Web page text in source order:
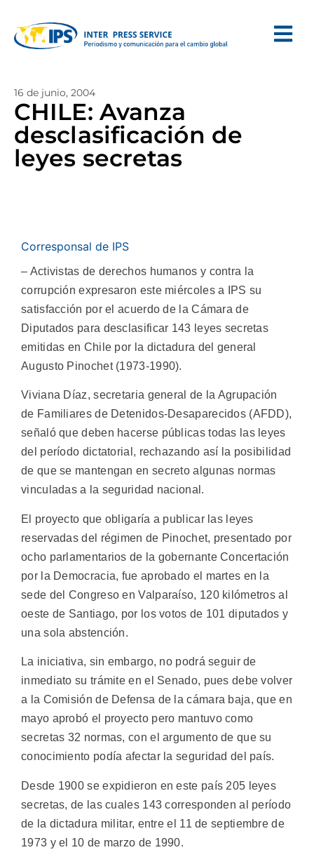
16 de junio, 2004
CHILE: Avanza
desclasificación de
leyes secretas
Corresponsal de IPS
– Activistas de derechos humanos y contra la
corrupción expresaron este miércoles a IPS su
satisfacción por el acuerdo de la Cámara de
Diputados para desclasificar 143 leyes secretas
emitidas en Chile por la dictadura del general
Augusto Pinochet (1973-1990).
Viviana Díaz, secretaria general de la Agrupación
de Familiares de Detenidos-Desaparecidos (AFDD),
señaló que deben hacerse públicas todas las leyes
del período dictatorial, rechazando así la posibilidad
de que se mantengan en secreto algunas normas
vinculadas a la seguridad nacional.
El proyecto que obligaría a publicar las leyes
reservadas del régimen de Pinochet, presentado por
ocho parlamentarios de la gobernante Concertación
por la Democracia, fue aprobado el martes en la
sede del Congreso en Valparaíso, 120 kilómetros al
oeste de Santiago, por los votos de 101 diputados y
una sola abstención.
La iniciativa, sin embargo, no podrá seguir de
inmediato su trámite en el Senado, pues debe volver
a la Comisión de Defensa de la cámara baja, que en
mayo aprobó el proyecto pero mantuvo como
secretas 32 normas, con el argumento de que su
conocimiento podía afectar la seguridad del país.
Desde 1900 se expidieron en este país 205 leyes
secretas, de las cuales 143 corresponden al período
de la dictadura militar, entre el 11 de septiembre de
1973 y el 10 de marzo de 1990.